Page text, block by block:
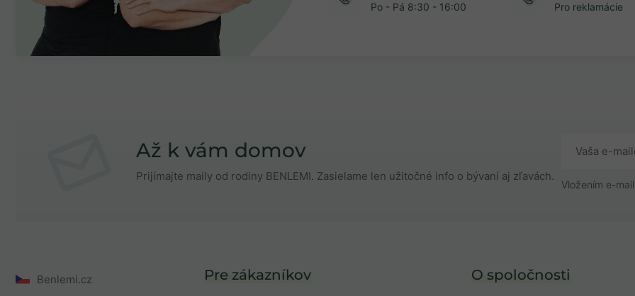
Po - Pá 8:30 - 16:00 Pro reklamácie
Až k vám domov
Prijímajte maily od rodiny BENLEMI. Zasielame len užitočné info o bývaní aj zľavách.
Vložením e-
Benlemi.cz Pre zákazníkov O spoločnosti